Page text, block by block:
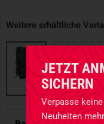
JETZT
SICHERN
Verpasse
Neuheiten
Weitere erhältliche